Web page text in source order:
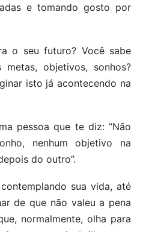
e tomando gosto por
o seu futuro? Você sabe
objetivos, sonhos?
isto já acontecendo na
pessoa que te diz: “Não
nenhum objetivo na
do outro”.
sua vida, até
de que não valeu a pena
normalmente, olha para